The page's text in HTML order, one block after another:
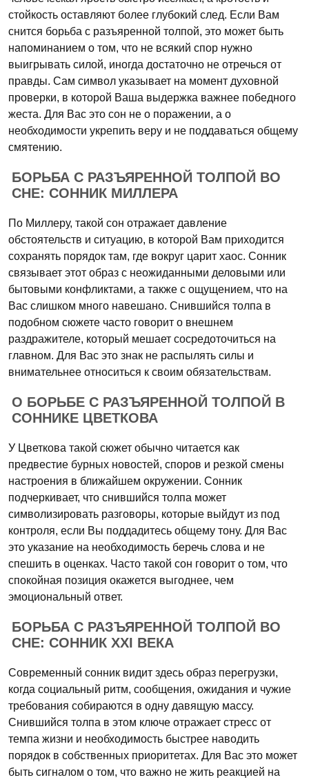
стойкость оставляют более глубокий след. Если Вам
снится борьба с разъяренной толпой, это может быть
напоминанием о том, что не всякий спор нужно
выигрывать силой, иногда достаточно не отречься от
правды. Сам символ указывает на момент духовной
проверки, в которой Ваша выдержка важнее победного
жеста. Для Вас это сон не о поражении, а о
необходимости укрепить веру и не поддаваться общему
смятению.
БОРЬБА С РАЗЪЯРЕННОЙ ТОЛПОЙ ВО
СНЕ: СОННИК МИЛЛЕРА
По Миллеру, такой сон отражает давление
обстоятельств и ситуацию, в которой Вам приходится
сохранять порядок там, где вокруг царит хаос. Сонник
связывает этот образ с неожиданными деловыми или
бытовыми конфликтами, а также с ощущением, что на
Вас слишком много навешано. Снившийся толпа в
подобном сюжете часто говорит о внешнем
раздражителе, который мешает сосредоточиться на
главном. Для Вас это знак не распылять силы и
внимательнее относиться к своим обязательствам.
О БОРЬБЕ С РАЗЪЯРЕННОЙ ТОЛПОЙ В
СОННИКЕ ЦВЕТКОВА
У Цветкова такой сюжет обычно читается как
предвестие бурных новостей, споров и резкой смены
настроения в ближайшем окружении. Сонник
подчеркивает, что снившийся толпа может
символизировать разговоры, которые выйдут из под
контроля, если Вы поддадитесь общему тону. Для Вас
это указание на необходимость беречь слова и не
спешить в оценках. Часто такой сон говорит о том, что
спокойная позиция окажется выгоднее, чем
эмоциональный ответ.
БОРЬБА С РАЗЪЯРЕННОЙ ТОЛПОЙ ВО
СНЕ: СОННИК XXI ВЕКА
Современный сонник видит здесь образ перегрузки,
когда социальный ритм, сообщения, ожидания и чужие
требования собираются в одну давящую массу.
Снившийся толпа в этом ключе отражает стресс от
темпа жизни и необходимость быстрее наводить
порядок в собственных приоритетах. Для Вас это может
быть сигналом о том, что важно не жить реакцией на